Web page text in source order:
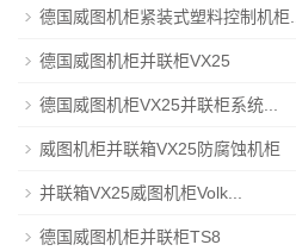
德国威图机柜紧装式塑料控制机柜...
德国威图机柜并联柜VX25
德国威图机柜VX25并联柜系统...
威图机柜并联箱VX25防腐蚀机柜
并联箱VX25威图机柜Volk...
德国威图机柜并联柜TS8